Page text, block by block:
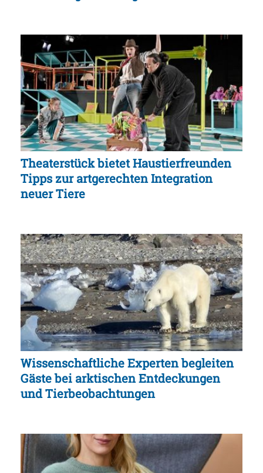
Theaterstück bietet Haustierfreunden
Tipps zur artgerechten Integration
neuer Tiere
Wissenschaftliche Experten begleiten
Gäste bei arktischen Entdeckungen
und Tierbeobachtungen